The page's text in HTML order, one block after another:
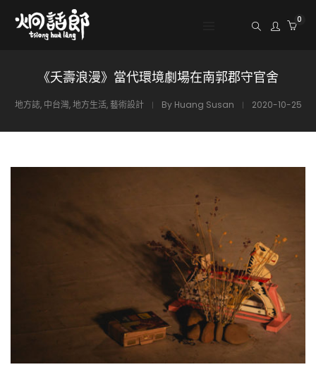
0
《夭壽浪漫》當代環境劇場在南郭郡守官舍
地方誌, 中台灣,地方生活, 藝術設計 By Huang Susan 2020-10-25